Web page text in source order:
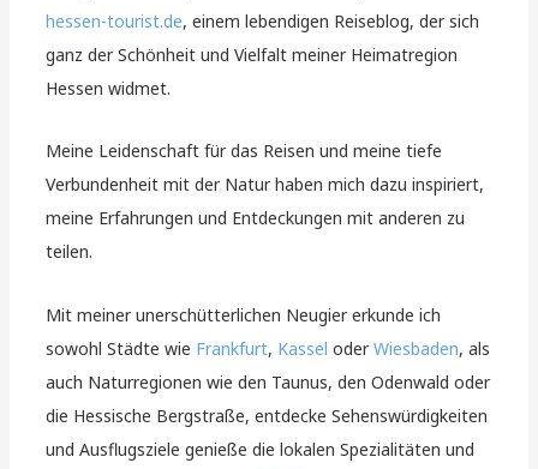
hessen-tourist.de, einem lebendigen Reiseblog, der sich
ganz der Schönheit und Vielfalt meiner Heimatregion
Hessen widmet.
Meine Leidenschaft für das Reisen und meine tiefe
Verbundenheit mit der Natur haben mich dazu inspiriert,
meine Erfahrungen und Entdeckungen mit anderen zu
teilen.
Mit meiner unerschütterlichen Neugier erkunde ich
sowohl Städte wie Frankfurt, Kassel oderWiesbaden, als
auch Naturregionen wie den Taunus, den Odenwald oder
die Hessische Bergstraße, entdecke Sehenswürdigkeiten
und Ausflugsziele genieße die lokalen Spezialitäten und